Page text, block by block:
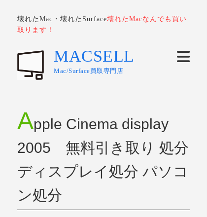
壊れたMac・壊れたSurface壊れたMacなんでも買い
取ります！
MACSELL
Mac/Surface買取専門店
Apple Cinema display
2005 無料引き取り 処分
ディスプレイ処分 パソコ
ン処分